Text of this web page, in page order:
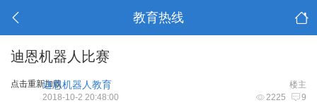
教育热线
迪恩机器人比赛
点击重新加载 楼主
迪恩机器人教育
2225 9
2018-10-2 20:48:00